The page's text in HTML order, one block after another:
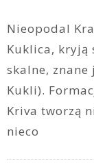
Nieopodal
Kuklica, kryją
skalne, znane
Kukli).
Kriva tworzą
nieco